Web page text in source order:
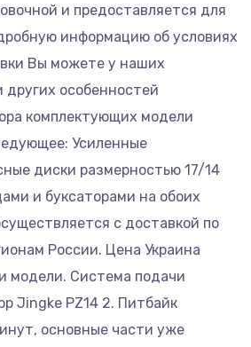
и предоставляется для
информацию об условиях
Вы можете у наших
особенностей
комплектующих модели
Усиленные
диски размерностью 17/14
и буксаторами на обоих
с доставкой по
России. Цена Украина
модели. Система подачи
Jingke PZ14 2. Питбайк
основные части уже